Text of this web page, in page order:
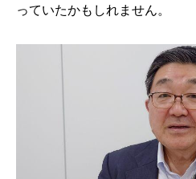
っていたかもしれません。